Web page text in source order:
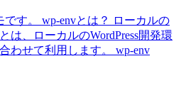
す。 wp-envとは？ ローカルの
は、ローカルのWordPress開発環
わせて利用します。 wp-env